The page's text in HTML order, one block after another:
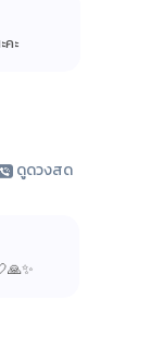
ะ
ดูดวงสด